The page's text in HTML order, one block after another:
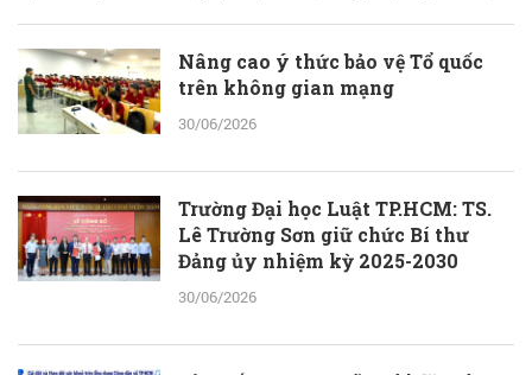
Nâng cao ý thức bảo vệ Tổ quốc
trên không gian mạng
30/06/2026
Trường Đại học Luật TP.HCM: TS.
Lê Trường Sơn giữ chức Bí thư
Đảng ủy nhiệm kỳ 2025-2030
30/06/2026